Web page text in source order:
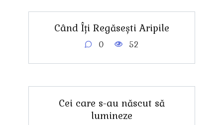
Când Îți Regăsești Aripile
0 52
Cei care s-au născut să
lumineze